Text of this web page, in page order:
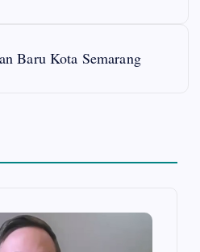
Baru Kota Semarang